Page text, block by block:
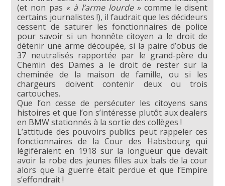
(et non pas « à l’arme lourde »comme le disent
certains journalistes !), il faudrait que les décideurs
cessent de saturer les fonctionnaires de police
pour savoir si un honnête citoyen a le droit de
détenir une arme découpée, si la paire d’obus de
37 neutralisés rapportée par le grand-père du
Chemin des Dames a le droit de rester sur la
cheminée de la maison de famille, ou si les
chargeurs doivent contenir deux ou trois
cartouches.
Que l’on cesse de persécuter les citoyens sans
histoires et que l’on s’intéresse plutôt aux dealers
en BMW stationnés à la sortie des collèges !
L’attitude des pouvoirs publics peut rappeler ces
fonctionnaires de la Cour des Habsbourg qui
légiféraient en 1918 sur la longueur que devait
avoir la robe des jeunes filles aux bals de la cour
alors que la guerre était perdue et que l’Empire
s’effondrait !